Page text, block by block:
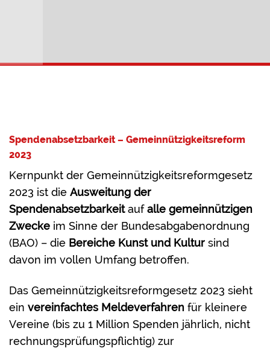
Spendenabsetzbarkeit – Gemeinnützigkeitsreform
2023
Kernpunkt der Gemeinnützigkeitsreformgesetz
2023 ist die Ausweitung der
Spendenabsetzbarkeitaufalle gemeinnützigen
Zwecke im Sinne der Bundesabgabenordnung
(BAO) – die Bereiche Kunst und Kultur sind
davon im vollen Umfang betroffen.
Das Gemeinnützigkeitsreformgesetz 2023 sieht
ein vereinfachtes Meldeverfahren für kleinere
Vereine (bis zu 1 Million Spenden jährlich, nicht
rechnungsprüfungspflichtig) zur